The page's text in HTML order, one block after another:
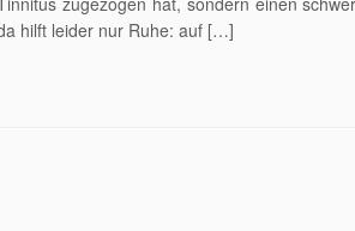
hilft leider nur Ruhe: auf […]